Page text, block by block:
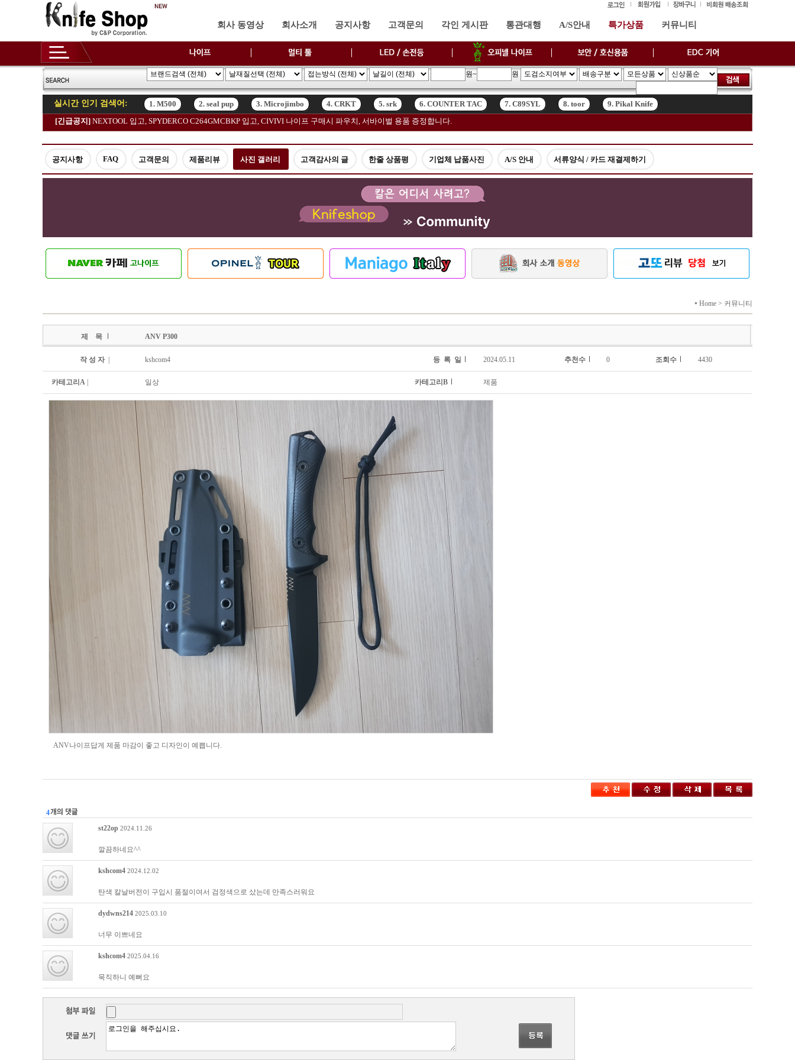
회사 동영상 회사소개 공지사항 고객문의 각인 게시판 통관대행 A/S안내 특가상품 커뮤니티
원~ 원
실시간 인기 검색어: 1. M500 2. seal pup 3. Microjimbo 4. CRKT 5. srk 6. COUNTER TAC 7. C89SYL 8. toor
9. Pikal Knife
1. M500
2. seal pup 3. Microjimbo 4. CRKT 5. srk 6. COUNTER TAC
[긴급공지] NEXTOOL 입고, SPYDERCO C264GMCBKP 입고, CIVIVI 나이프 구매시 파우치, 서바이벌 용품 증정합니다.
공지사항 FAQ 고객문의 제품리뷰 사진 갤러리 고객감사의 글 한줄 상품평 기업체 납품사진 A/S 안내 서류양식 / 카드 재결제하기
Home > 커뮤니티
제 목 ANV P300
작 성 자| kshcom4 등 록 일 2024.05.11 추천수 0 조회수 4430
카테고리A 일상 카테고리B 제품
ANV나이프답게 제품 마감이 좋고 디자인이 예쁩니다.
4
st22op 2024.11.26
깔끔하네요^^
kshcom4 2024.12.02
탄색 칼날버전이 구입시 품절이여서 검정색으로 샀는데 만족스러워요
dydwns214 2025.03.10
너무 이쁘네요
kshcom4 2025.04.16
묵직하니 예뻐요